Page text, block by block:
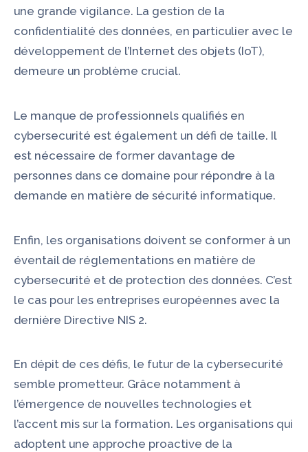
une grande vigilance. La gestion de la
confidentialité des données, en particulier avec le
développement de l’Internet des objets (IoT),
demeure un problème crucial.
Le manque de professionnels qualifiés en
cybersecurité est également un défi de taille. Il
est nécessaire de former davantage de
personnes dans ce domaine pour répondre à la
demande en matière de sécurité informatique.
Enfin, les organisations doivent se conformer à un
éventail de réglementations en matière de
cybersecurité et de protection des données. C’est
le cas pour les entreprises européennes avec la
dernière Directive NIS 2.
En dépit de ces défis, le futur de la cybersecurité
semble prometteur. Grâce notamment à
l’émergence de nouvelles technologies et
l’accent mis sur la formation. Les organisations qui
adoptent une approche proactive de la